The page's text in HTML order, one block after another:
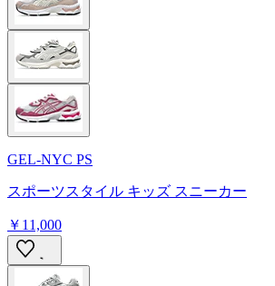
GEL-NYC PS
スポーツスタイル キッズ スニーカー
￥11,000